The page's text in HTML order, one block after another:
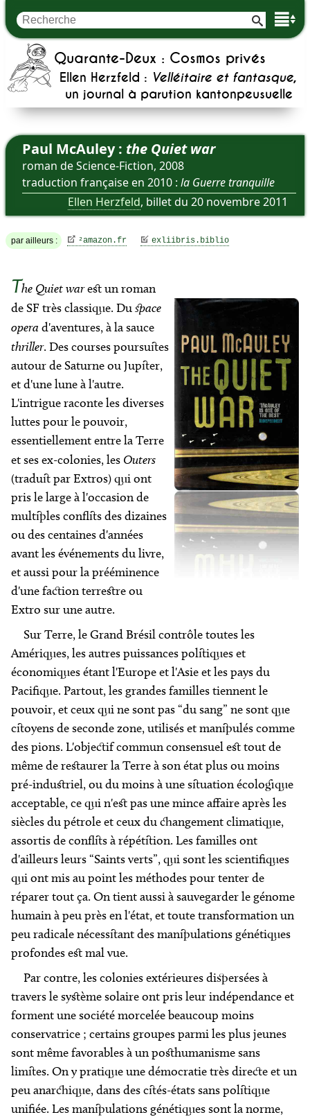
Quarante-Deux : Cosmos privés
Ellen Herzfeld : Velléitaire et fantasque
un journal à parution kantonpeusuelle
Paul McAuley : the Quiet war
roman de Science-Fiction, 2008
traduction française en 2010 : la Guerre tranquille
Ellen Herzfeld, billet du 20 novembre 2011
par ailleurs : ²amazon.fr exliibris.biblio
The Quiet warest un roman
de SF très classique. Du space
opera d'aventures, à la sauce
thriller. Des courses poursuites
autour de Saturne ou Jupiter,
et d'une lune à l'autre.
L'intrigue raconte les diverses
luttes pour le pouvoir,
essentiellement entre la Terre
et ses ex-colonies, les Outers
(traduit par Extros) qui ont
pris le large à l'occasion de
multiples conflits des dizaines
ou des centaines d'années
avant les événements du livre,
et aussi pour la prééminence
d'une faction terrestre ou
Extro sur une autre.
Sur Terre, le Grand Brésil contrôle toutes les
Amériques, les autres puissances politiques et
économiques étant l'Europe et l'Asie et les pays du
Pacifique. Partout, les grandes familles tiennent le
pouvoir, et ceux qui ne sont pas “du sang” ne sont que
citoyens de seconde zone, utilisés et manipulés comme
des pions. L'objectif commun consensuel est tout de
même de restaurer la Terre à son état plus ou moins
pré-industriel, ou du moins à une situation écologique
acceptable, ce qui n'est pas une mince affaire après les
siècles du pétrole et ceux du changement climatique,
assortis de conflits à répétition. Les familles ont
d'ailleurs leurs “Saints verts”, qui sont les scientifiques
qui ont mis au point les méthodes pour tenter de
réparer tout ça. On tient aussi à sauvegarder le génome
humain à peu près en l'état, et toute transformation un
peu radicale nécessitant des manipulations génétiques
profondes est mal vue.
Par contre, les colonies extérieures dispersées à
travers le système solaire ont pris leur indépendance et
forment une société morcelée beaucoup moins
conservatrice ; certains groupes parmi les plus jeunes
sont même favorables à un posthumanisme sans
limites. On y pratique une démocratie très directe et un
peu anarchique, dans des cités-états sans politique
unifiée. Les manipulations génétiques sont la norme,